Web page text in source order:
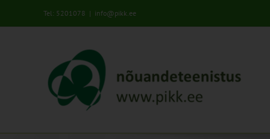
Tel: 5201078 | info@pikk.ee